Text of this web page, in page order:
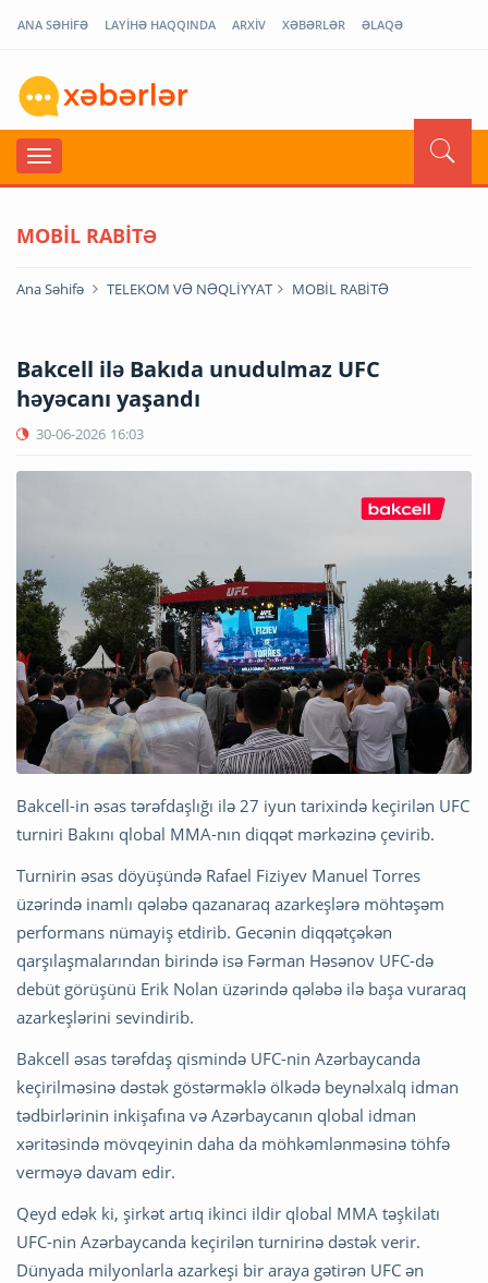
ANA SƏHİFƏ LAYİHƏ HAQQINDA ARXİV XƏBƏRLƏR ƏLAQƏ
MOBİL RABİTƏ
Ana Səhifə TELEKOM VƏ NƏQLİYYAT MOBİL RABİTƏ
Bakcell ilə Bakıda unudulmaz UFC
həyəcanı yaşandı
30-06-2026 16:03
Bakcell-in əsas tərəfdaşlığı ilə 27 iyun tarixində keçirilən UFC
turniri Bakını qlobal MMA-nın diqqət mərkəzinə çevirib.
Turnirin əsas döyüşündə Rafael Fiziyev Manuel Torres
üzərində inamlı qələbə qazanaraq azarkeşlərə möhtəşəm
performans nümayiş etdirib. Gecənin diqqətçəkən
qarşılaşmalarından birində isə Fərman Həsənov UFC-də
debüt görüşünü Erik Nolan üzərində qələbə ilə başa vuraraq
azarkeşlərini sevindirib.
Bakcell əsas tərəfdaş qismində UFC-nin Azərbaycanda
keçirilməsinə dəstək göstərməklə ölkədə beynəlxalq idman
tədbirlərinin inkişafına və Azərbaycanın qlobal idman
xəritəsində mövqeyinin daha da möhkəmlənməsinə töhfə
verməyə davam edir.
Qeyd edək ki, şirkət artıq ikinci ildir qlobal MMA təşkilatı
UFC-nin Azərbaycanda keçirilən turnirinə dəstək verir.
Dünyada milyonlarla azarkeşi bir araya gətirən UFC ən